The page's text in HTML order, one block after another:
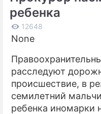
ребенка
12648
None
расследуют
происшествие, в
семилетний
ребенка иномарки